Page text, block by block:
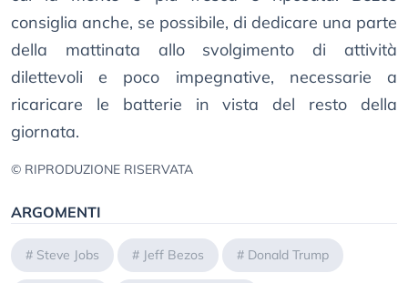
consiglia anche, se possibile, di dedicare una parte
della mattinata allo svolgimento di attività
dilettevoli e poco impegnative, necessarie a
ricaricare le batterie in vista del resto della
giornata.
© RIPRODUZIONE RISERVATA
ARGOMENTI
# Steve Jobs # Jeff Bezos # Donald Trump